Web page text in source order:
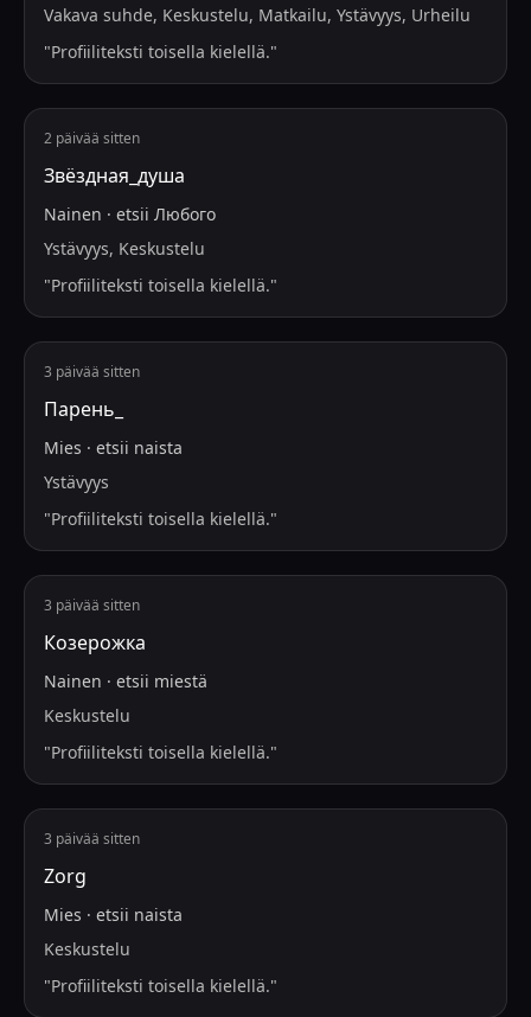
Vakava suhde, Keskustelu, Matkailu, Ystävyys, Urheilu
"Profiiliteksti toisella kielellä."
2 päivää sitten
Звёздная_душа
Nainen · etsii Любого
Ystävyys, Keskustelu
"Profiiliteksti toisella kielellä."
3 päivää sitten
Парень_
Mies · etsii naista
Ystävyys
"Profiiliteksti toisella kielellä."
3 päivää sitten
Козерожка
Nainen · etsii miestä
Keskustelu
"Profiiliteksti toisella kielellä."
3 päivää sitten
Zorg
Mies · etsii naista
Keskustelu
"Profiiliteksti toisella kielellä."